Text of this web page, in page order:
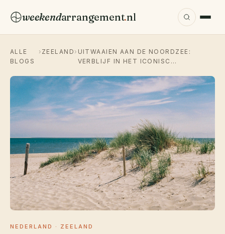
weekendarrangement.nl
ALLE
BLOGS
› ZEELAND › UITWAAIEN AAN DE NOORDZEE:
VERBLIJF IN HET ICONISC…
NEDERLAND · ZEELAND